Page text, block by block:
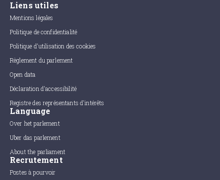
Liens utiles
Mentions légales
Politique de confidentialité
Politique d'utilisation des cookies
Règlement du parlement
Open data
Déclaration d'accessibilité
Registre des représentants d'intérêts
Language
Over het parlement
Uber das parlement
About the parliament
Recrutement
Postes à pourvoir